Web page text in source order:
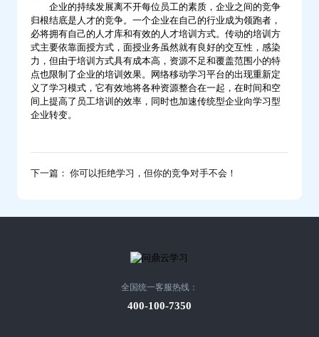
企业的持续发展离不开每位员工的素质，企业之间的竞争
归根结底是人才的竞争。一个企业在自己的行业成为领跑者，
必将拥有自己的人才库和有效的人才培训方式。传动的培训方
式主要依靠面授方式，面授业务虽然就有良好的交互性，感染
力，但由于培训方式具有成本高，资源不足和覆盖范围小的特
点也限制了企业的培训效果。网络移动学习平台的出现重新定
义了学习模式，它有效地将各种资源整合在一起，在时间和空
间上提高了员工培训的效率，同时也加速传统型企业向学习型
企业转变。
下一篇： 你可以拒绝学习，但你的竞争对手不会！
全国统一客服热线：
400-100-7350